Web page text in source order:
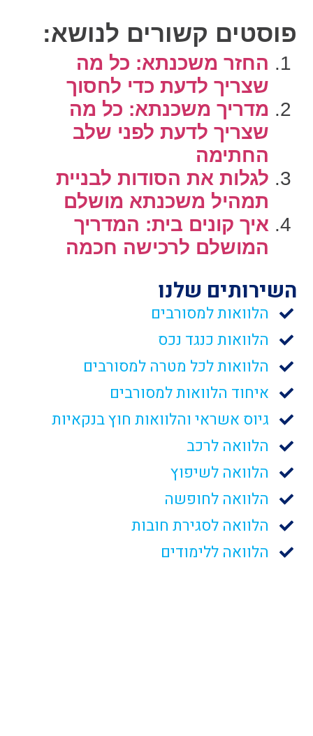
פוסטים קשורים לנושא:
החזר משכנתא: כל מה
שצריך לדעת כדי לחסוך
מדריך משכנתא: כל מה
שצריך לדעת לפני שלב
החתימה
לגלות את הסודות לבניית
תמהיל משכנתא מושלם
איך קונים בית: המדריך
המושלם לרכישה חכמה
השירותים שלנו
הלוואות למסורבים
הלוואות כנגד נכס
הלוואות לכל מטרה למסורבים
איחוד הלוואות למסורבים
גיוס אשראי והלוואות חוץ בנקאיות
הלוואה לרכב
הלוואה לשיפוץ
הלוואה לחופשה
הלוואה לסגירת חובות
הלוואה ללימודים